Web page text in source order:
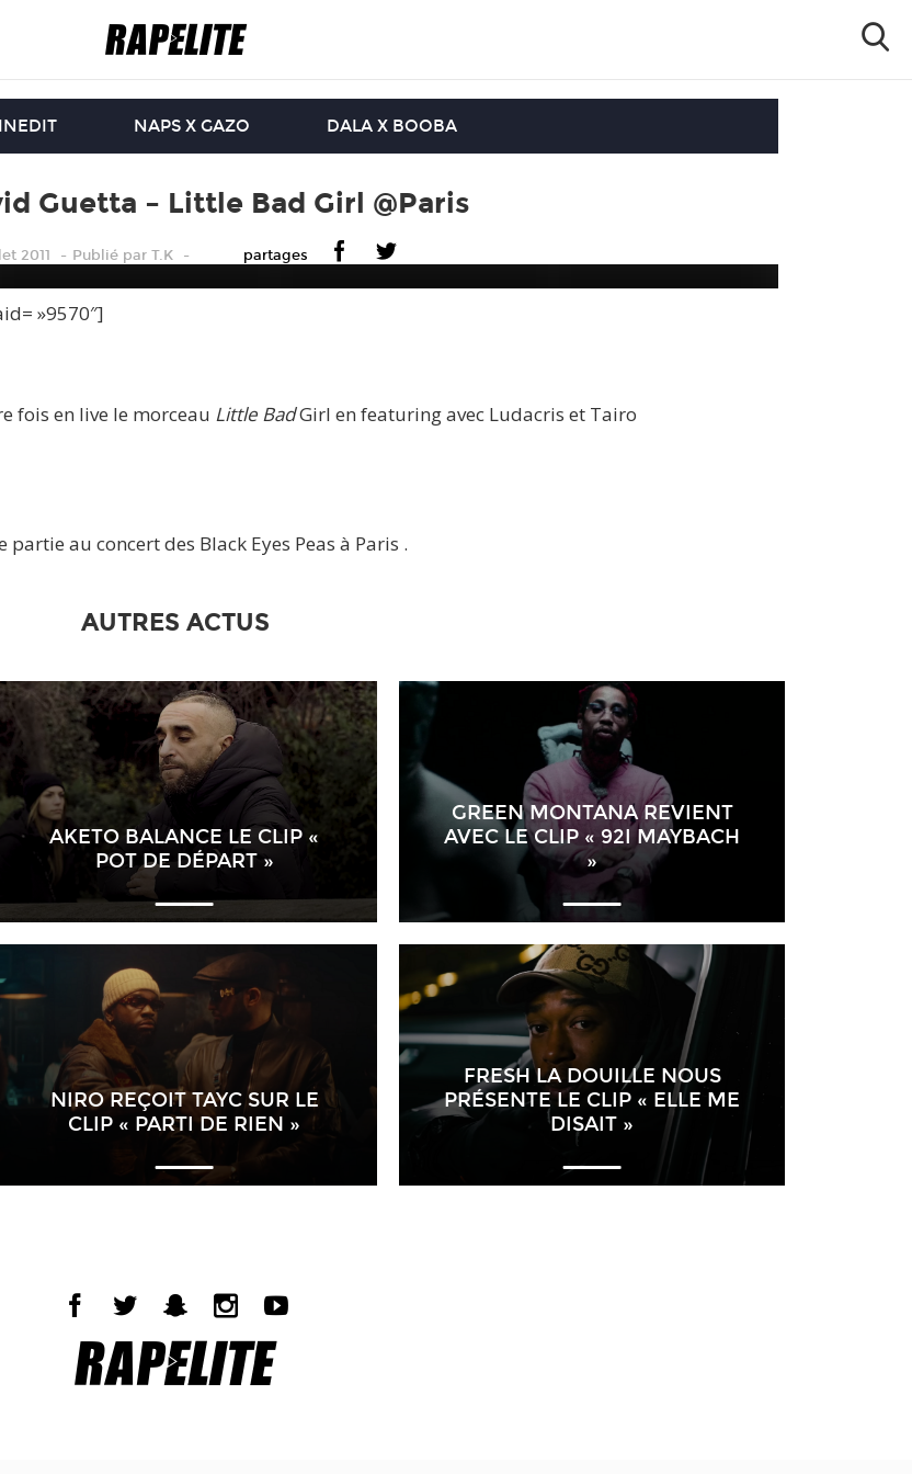
NAPS X GAZO DALA X BOOBA
Guetta – Little Bad Girl @Paris
2011 Publié par T.K partages
»9570″]
fois en live le morceau Little BadGirl en featuring avec Ludacris et Tairo
au concert des Black Eyes Peas à Paris .
AUTRES ACTUS
AKETO BALANCE LE CLIP «
POT DE DÉPART »
GREEN MONTANA REVIENT
AVEC LE CLIP « 92I MAYBACH
»
NIRO REÇOIT TAYC SUR LE
CLIP « PARTI DE RIEN »
FRESH LA DOUILLE NOUS
PRÉSENTE LE CLIP « ELLE ME
DISAIT »